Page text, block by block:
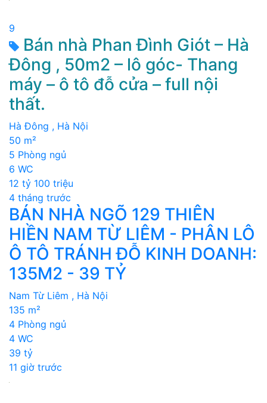
9
Bán nhà Phan Đình Giót – Hà
Đông , 50m2 – lô góc- Thang
máy – ô tô đỗ cửa – full nội
thất.
Hà Đông , Hà Nội
50 m²
5 Phòng ngủ
6 WC
12 tỷ 100 triệu
4 tháng trước
BÁN NHÀ NGÕ 129 THIÊN
HIỀN NAM TỪ LIÊM - PHÂN LÔ
Ô TÔ TRÁNH ĐỖ KINH DOANH:
135M2 - 39 TỶ
Nam Từ Liêm , Hà Nội
135 m²
4 Phòng ngủ
4 WC
39 tỷ
11 giờ trước